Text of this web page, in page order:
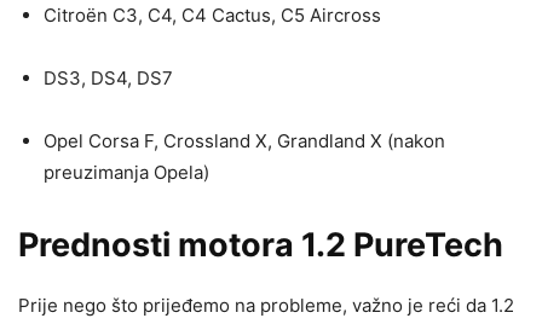
Citroën C3, C4, C4 Cactus, C5 Aircross
DS3, DS4, DS7
Opel Corsa F, Crossland X, Grandland X (nakon
preuzimanja Opela)
Prednosti motora 1.2 PureTech
Prije nego što prijeđemo na probleme, važno je reći da 1.2